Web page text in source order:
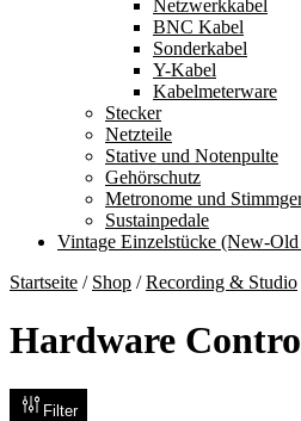
Netzwerkkabel
BNC Kabel
Sonderkabel
Y-Kabel
Kabelmeterware
Stecker
Netzteile
Stative und Notenpulte
Gehörschutz
Metronome und
Sustainpedale
Vintage Einzelstücke (New-
Startseite / Shop /Recording & Studio
Hardware
Filter